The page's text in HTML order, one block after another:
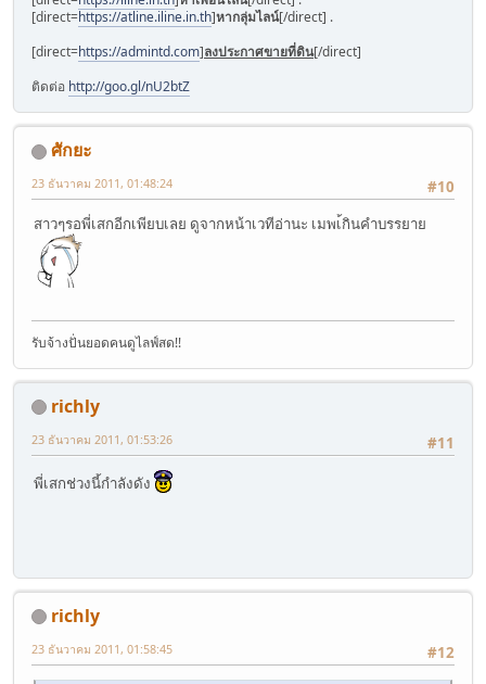
[direct=https://atline.iline.in.th]หากลุ่มไลน์[/direct] .
[direct=https://admintd.com]ลงประกาศขายที่ดิน[/direct]
ติดต่อ http://goo.gl/nU2btZ
ศักยะ
#10
23 ธันวาคม 2011, 01:48:24
สาวๆรอพี่เสกอีกเพียบเลย ดูจากหน้าเวทีอ่านะ เมพเ้กินคำบรรยาย
รับจ้างปั่นยอดคนดูไลฟ์สด!!
richly
#11
23 ธันวาคม 2011, 01:53:26
พี่เสกช่วงนี้กำลังดัง
richly
#12
23 ธันวาคม 2011, 01:58:45